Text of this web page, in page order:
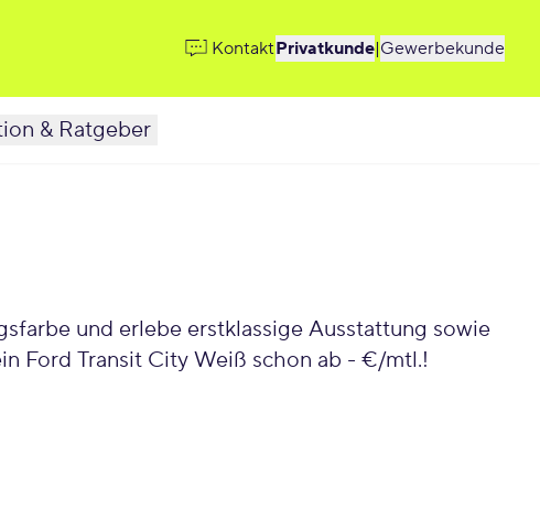
KontaktPrivatkunde|Gewerbekunde
& Ratgeber
und erlebe erstklassige Ausstattung sowie
Ford Transit City Weiß schon ab - €/mtl.!